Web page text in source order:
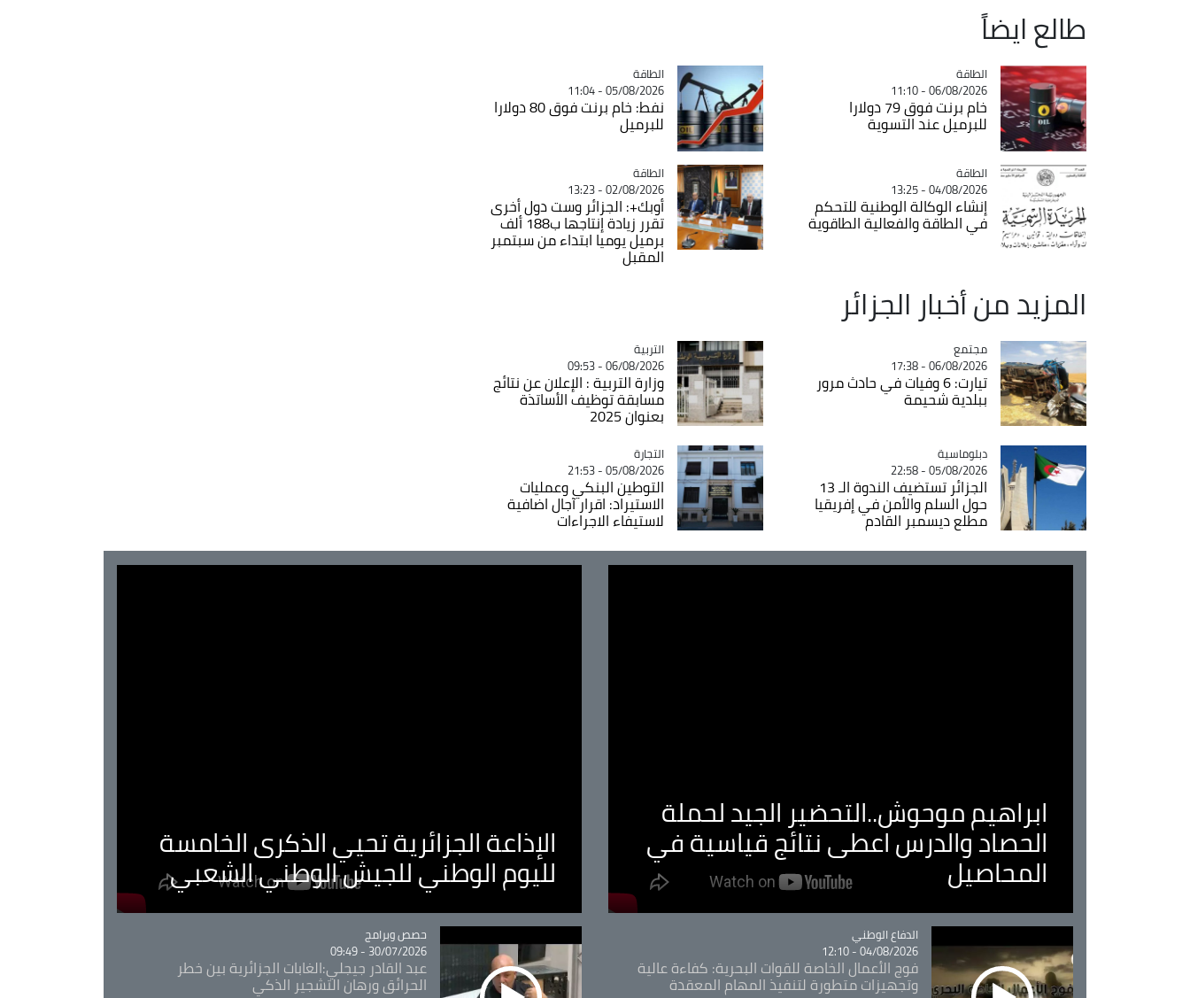
طالع ايضاً
Catégorie
الطاقة
06/08/2026 - 11:10
خام برنت فوق 79 دولارا
للبرميل عند التسوية
Catégorie
الطاقة
05/08/2026 - 11:04
نفط: خام برنت فوق 80 دولارا
للبرميل
Catégorie
الطاقة
04/08/2026 - 13:25
إنشاء الوكالة الوطنية للتحكم
في الطاقة والفعالية الطاقوية
Catégorie
الطاقة
02/08/2026 - 13:23
أوبك+: الجزائر وست دول أخرى
تقرر زيادة إنتاجها ب188 ألف
برميل يوميا ابتداء من سبتمبر
المقبل
المزيد من أخبار الجزائر
Catégorie
مجتمع
06/08/2026 - 17:38
تيارت: 6 وفيات في حادث مرور
ببلدية شحيمة
Catégorie
التربية
06/08/2026 - 09:53
وزارة التربية : الإعلان عن نتائج
مسابقة توظيف الأساتذة
بعنوان 2025
Catégorie
دبلوماسية
05/08/2026 - 22:58
الجزائر تستضيف الندوة الـ 13
حول السلم والأمن في إفريقيا
مطلع ديسمبر القادم
Catégorie
التجارة
05/08/2026 - 21:53
التوطين البنكي وعمليات
الاستيراد: اقرار آجال اضافية
لاستيفاء الاجراءات
ابراهيم موحوش..التحضير الجيد لحملة
الحصاد والدرس اعطى نتائج قياسية في
المحاصيل
الإذاعة الجزائرية تحيي الذكرى الخامسة
لليوم الوطني للجيش الوطني الشعبي
Catégorie
الدفاع الوطني
04/08/2026 - 12:10
فوج الأعمال الخاصة للقوات البحرية: كفاءة عالية
وتجهيزات متطورة لتنفيذ المهام المعقدة
Catégorie
حصص وبرامج
30/07/2026 - 09:49
عبد القادر جيجلي:الغابات الجزائرية بين خطر
الحرائق ورهان التشجير الذكي